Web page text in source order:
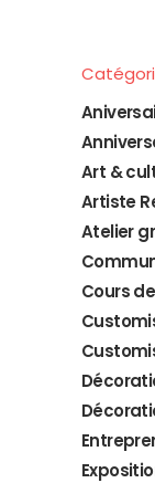
Art &
Artiste
Atelier
Cours